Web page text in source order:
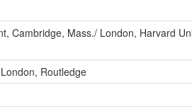
Cambridge, Mass./ London, Harvard
Routledge